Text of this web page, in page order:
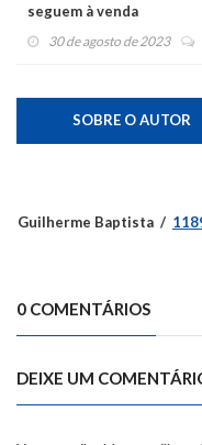
seguem à venda
30 de agosto de 2023
SOBRE O AUTOR
Guilherme Baptista
0 COMENTÁRIOS
DEIXE UM